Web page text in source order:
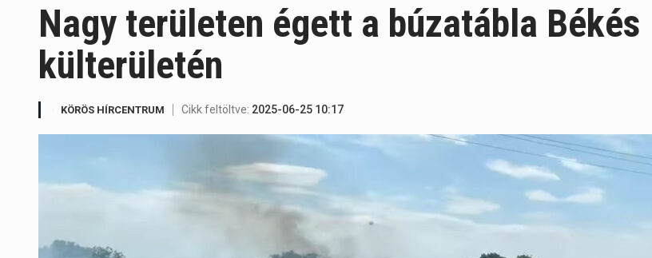
Nagy területen égett a búzatábla Békés
külterületén
KÖRÖS HÍRCENTRUM Cikk feltöltve: 2025-06-25 10:17